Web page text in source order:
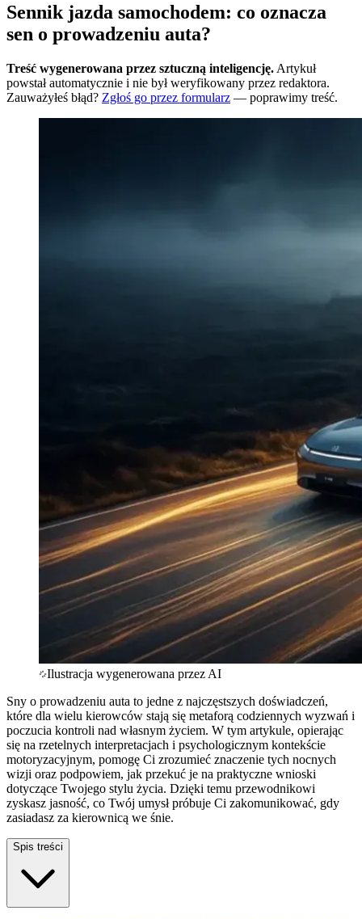
Sennik jazda samochodem: co oznacza
sen o prowadzeniu auta?
Treść wygenerowana przez sztuczną inteligencję. Artykuł
powstał automatycznie i nie był weryfikowany przez redaktora.
Zauważyłeś błąd? Zgłoś go przez formularz — poprawimy treść.
Ilustracja wygenerowana przez AI
Sny o prowadzeniu auta to jedne z najczęstszych doświadczeń,
które dla wielu kierowców stają się metaforą codziennych wyzwań i
poczucia kontroli nad własnym życiem. W tym artykule, opierając
się na rzetelnych interpretacjach i psychologicznym kontekście
motoryzacyjnym, pomogę Ci zrozumieć znaczenie tych nocnych
wizji oraz podpowiem, jak przekuć je na praktyczne wnioski
dotyczące Twojego stylu życia. Dzięki temu przewodnikowi
zyskasz jasność, co Twój umysł próbuje Ci zakomunikować, gdy
zasiadasz za kierownicą we śnie.
Spis treści